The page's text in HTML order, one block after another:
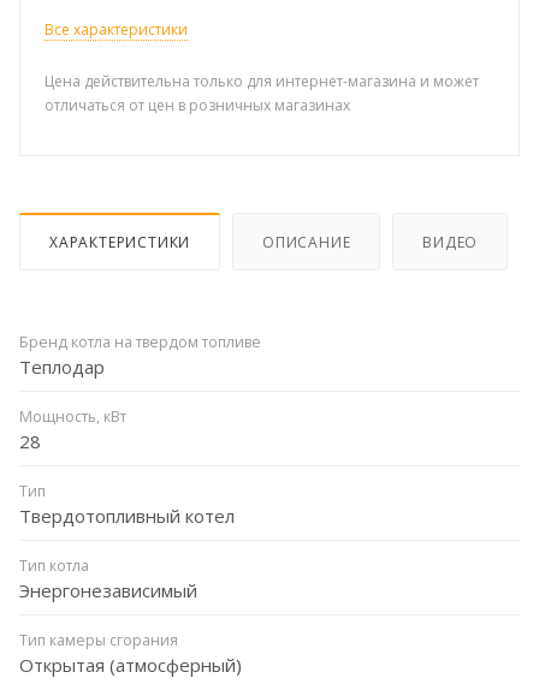
Все характеристики
Цена действительна только для интернет-магазина и может
отличаться от цен в розничных магазинах
ХАРАКТЕРИСТИКИ ОПИСАНИЕ ВИДЕО
Бренд котла на твердом топливе
Теплодар
Мощность, кВт
28
Тип
Твердотопливный котел
Тип котла
Энергонезависимый
Тип камеры сгорания
Открытая (атмосферный)